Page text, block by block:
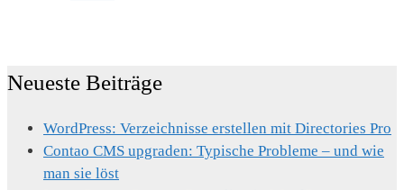
Neueste Beiträge
WordPress: Verzeichnisse erstellen mit Directories Pro
Contao CMS upgraden: Typische Probleme – und wie
man sie löst